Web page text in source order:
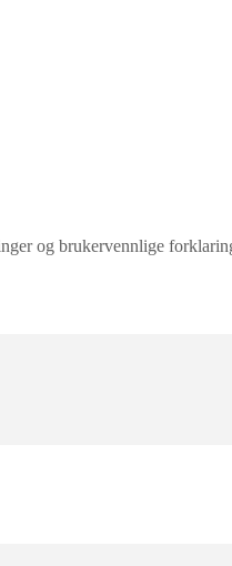
og brukervennlige